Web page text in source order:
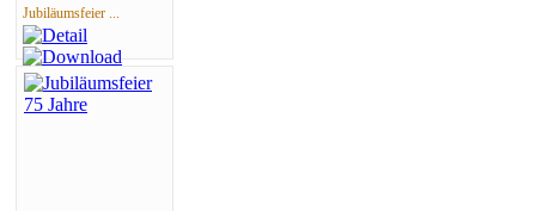
Jubiläumsfeier ...